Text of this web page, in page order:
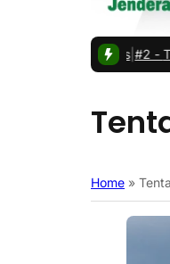
#2 -Tips
Home »